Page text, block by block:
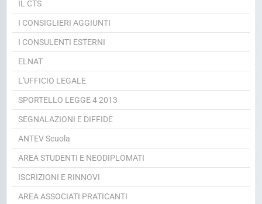
IL CTS
I CONSIGLIERI AGGIUNTI
I CONSULENTI ESTERNI
ELNAT
L'UFFICIO LEGALE
SPORTELLO LEGGE 4 2013
SEGNALAZIONI E DIFFIDE
ANTEV Scuola
AREA STUDENTI E NEODIPLOMATI
ISCRIZIONI E RINNOVI
AREA ASSOCIATI PRATICANTI